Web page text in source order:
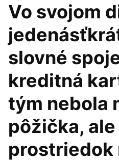
Vo svojom
slovné
kreditná
tým nebola
pôžička,
prostriedok